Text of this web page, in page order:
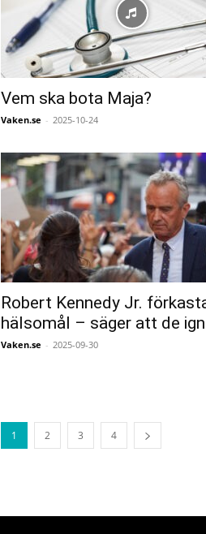
Vem ska bota Maja?
Vaken.se - 2025-10-24
Robert Kennedy Jr.
hälsomål – säger att de
Vaken.se - 2025-09-30
1 2 3 4